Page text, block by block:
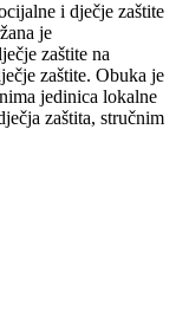
i dječje zaštite
je
zaštite na
zaštite. Obuka je
jedinica lokalne
zaštita, stručnim